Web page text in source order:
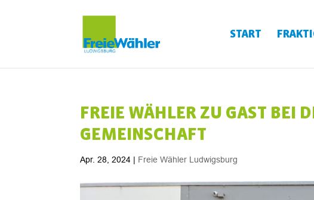
START
FREIE WÄHLER ZU GAST BEI
GEMEINSCHAFT
Apr. 28, 2024 | Freie Wähler Ludwigsburg